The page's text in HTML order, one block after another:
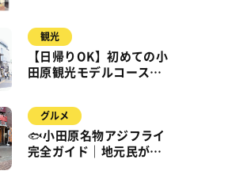
で】小田原・箱根・湯河
原
観光
【日帰りOK】初めての小
田原観光モデルコース｜
満喫
グルメ
🐟小田原名物アジフライ
完全ガイド｜地元民が通